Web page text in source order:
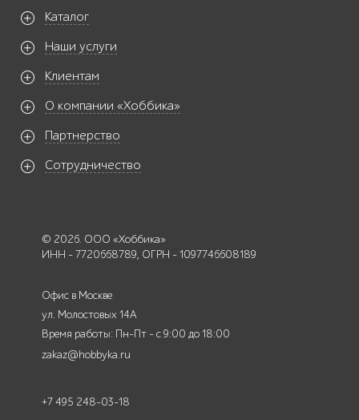
Каталог
Наши услуги
Клиентам
О компании «Хоббика»
Партнерство
Сотрудничество
© 2026. ООО «Хоббика»
ИНН - 7720668789, ОГРН - 1097746608189
Офис в Москве
ул. Молостовых 14А
Время работы: Пн-Пт - с 9:00 до 18:00
zakaz@hobbyka.ru
+7 495 248-03-18